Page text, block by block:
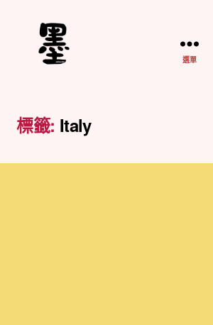
業
紀
選單
標籤: Italy